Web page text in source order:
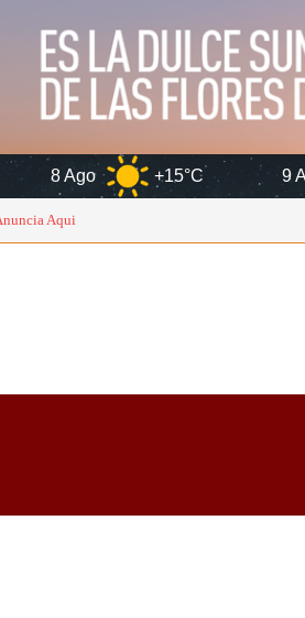
+15°C 9 Ago +17°C
Aqui